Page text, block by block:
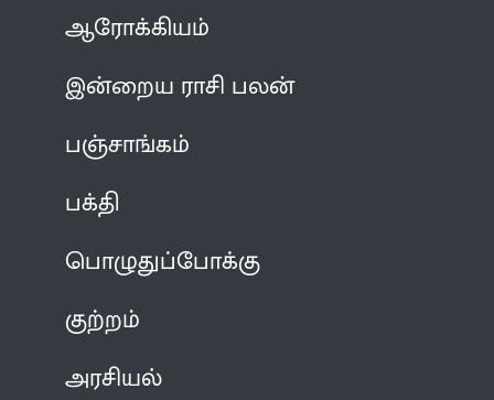
ஆரோக்கியம்
இன்றைய ராசி பலன்
பஞ்சாங்கம்
பக்தி
பொழுதுப்போக்கு
குற்றம்
அரசியல்